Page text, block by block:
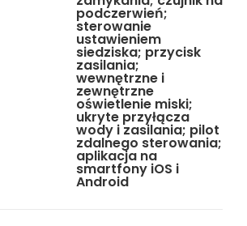
podczerwień;
sterowanie
ustawieniem
siedziska; przycisk
zasilania;
wewnętrzne i
zewnętrzne
oświetlenie miski;
ukryte przyłącza
wody i zasilania; pilot
zdalnego sterowania;
aplikacja na
smartfony iOS i
Android